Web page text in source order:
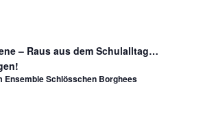
– Raus aus dem Schulalltag…
Ensemble Schlösschen Borghees